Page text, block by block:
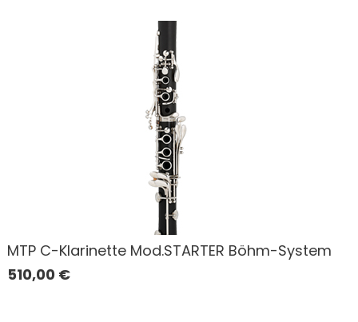
MTP C-Klarinette Mod.STARTER Böhm-System
510,00 €